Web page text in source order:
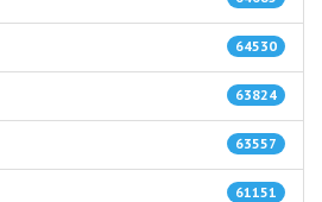
64530
63824
63557
61151